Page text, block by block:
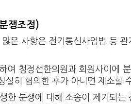
쟁조정)
은 사항은 전기통신사업법 등
여 청정선한의원과 회원사이에
실히 협의한 후가 아니면 제소할
한 분쟁에 대해 소송이 제기되는